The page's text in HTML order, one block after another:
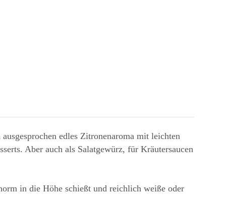
edles Zitronenaroma mit leichten
Aber auch als Salatgewürz, für Kräutersaucen
in die Höhe schießt und reichlich weiße oder